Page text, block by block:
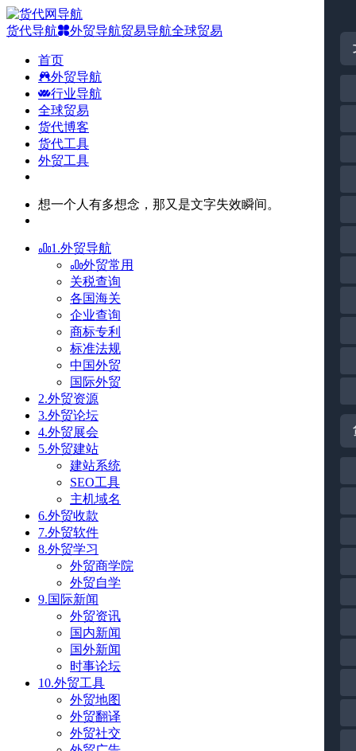
货代导航 外贸导航贸易导航全球贸易
首页
外贸导航
行业导航
全球贸易
货代博客
货代工具
外贸工具
想一个人有多想念，那又是文字失效瞬间。
1.外贸导航
外贸常用
关税查询
各国海关
企业查询
商标专利
标准法规
中国外贸
国际外贸
2.外贸资源
3.外贸论坛
4.外贸展会
5.外贸建站
建站系统
SEO工具
主机域名
6.外贸收款
7.外贸软件
8.外贸学习
外贸商学院
外贸自学
9.国际新闻
外贸资讯
国内新闻
国外新闻
时事论坛
10.外贸工具
外贸地图
外贸翻译
外贸社交